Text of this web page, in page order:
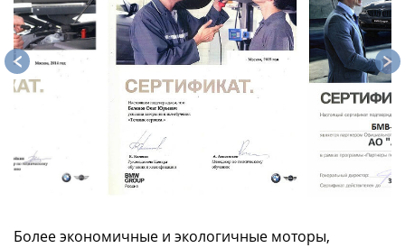
Более экономичные и экологичные моторы,